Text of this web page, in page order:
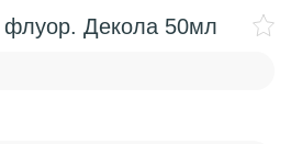
Декола 50мл